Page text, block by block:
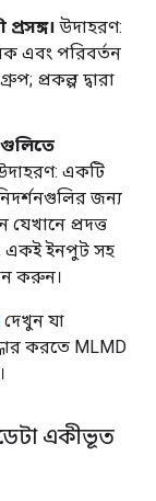
উদাহরণ:
এবং পরিবর্তন
প্রকল্প দ্বারা
একটি
জন্য
প্রদত্ত
একই ইনপুট সহ
করুন।
দেখুন যা
করতে MLMD
একীভূত